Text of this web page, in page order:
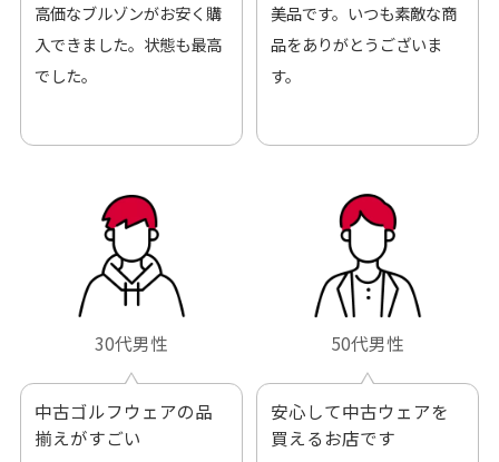
高価なブルゾンがお安く購
入できました。状態も最高
でした。
美品です。いつも素敵な商
品をありがとうございま
す。
30代男性
中古ゴルフウェアの品
揃えがすごい
50代男性
安心して中古ウェアを
買えるお店です